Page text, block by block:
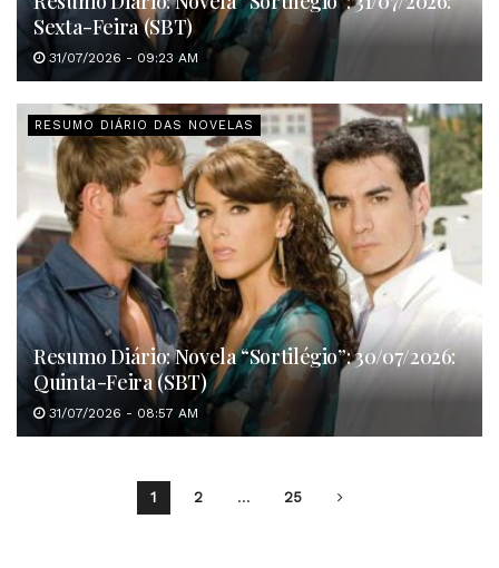
Sexta-Feira (SBT)
31/07/2026 - 09:23 AM
RESUMO DIÁRIO DAS NOVELAS
Resumo Diário: Novela “Sortilégio”: 30/07/2026:
Quinta-Feira (SBT)
31/07/2026 - 08:57 AM
1 2 … 25